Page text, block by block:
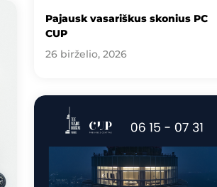
Pajausk vasariškus skonius PC
CUP
26 birželio, 2026